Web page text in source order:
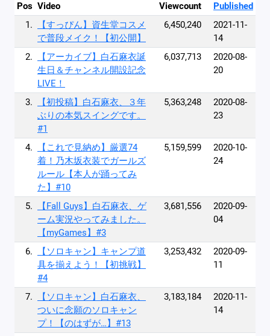
Pos Video Viewcount
Published
1.
【すっぴん】資生堂コスメ
で普段メイク！【初公開】
6,450,240
2021-11-
14
2.
【アーカイブ】白石麻衣誕
生日＆チャンネル開設記念
LIVE！
6,037,713
2020-08-
20
3.
【初投稿】白石麻衣、３年
ぶりの本気スイングです。
#1
5,363,248
2020-08-
23
4.
【これで見納め】厳選74
着！乃木坂衣装でガールズ
ルール【本人が踊ってみ
た】#10
5,159,599
2020-10-
24
5.
【Fall Guys】白石麻衣、ゲ
ーム実況やってみました。
【myGames】#3
3,681,556
2020-09-
04
6.
【ソロキャン】キャンプ道
具を揃えよう！【初挑戦】
#4
3,253,432
2020-09-
11
7.
【ソロキャン】白石麻衣、
ついに念願のソロキャン
プ！【のはずが…】#13
3,183,184
2020-11-
14